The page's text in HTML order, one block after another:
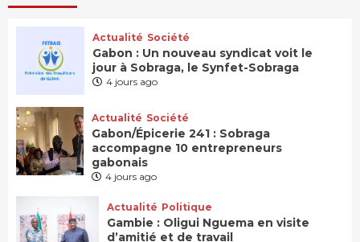
Actualité Société
Gabon : Un nouveau syndicat voit le
jour à Sobraga, le Synfet-Sobraga
4 jours ago
Actualité Société
Gabon/Épicerie 241 : Sobraga
accompagne 10 entrepreneurs
gabonais
4 jours ago
Actualité Politique
Gambie : Oligui Nguema en visite
d’amitié et de travail